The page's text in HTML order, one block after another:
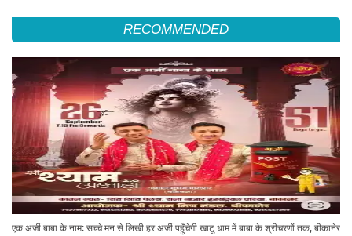
RECOMMENDED
एक अर्जी बाबा के नाम: सच्चे मन से लिखी हर अर्जी पहुँचेगी खाटू धाम में बाबा के श्रीचरणों तक, बीकानेर